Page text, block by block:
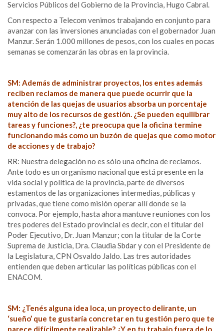
Servicios Públicos del Gobierno de la Provincia, Hugo Cabral.
Con respecto a Telecom venimos trabajando en conjunto para
avanzar con las inversiones anunciadas con el gobernador Juan
Manzur. Serán 1.000 millones de pesos, con los cuales en pocas
semanas se comenzarán las obras en la provincia.
SM: Además de administrar proyectos, los entes además
reciben reclamos de manera que puede ocurrir que la
atención de las quejas de usuarios absorba un porcentaje
muy alto de los recursos de gestión. ¿Se pueden equilibrar
tareas y funciones?, ¿te preocupa que la oficina termine
funcionando más como un buzón de quejas que como motor
de acciones y de trabajo?
RR: Nuestra delegación no es sólo una oficina de reclamos.
Ante todo es un organismo nacional que está presente en la
vida social y política de la provincia, parte de diversos
estamentos de las organizaciones intermedias, públicas y
privadas, que tiene como misión operar allí donde se la
convoca. Por ejemplo, hasta ahora mantuve reuniones con los
tres poderes del Estado provincial es decir, con el titular del
Poder Ejecutivo, Dr. Juan Manzur; con la titular de la Corte
Suprema de Justicia, Dra. Claudia Sbdar y con el Presidente de
la Legislatura, CPN Osvaldo Jaldo. Las tres autoridades
entienden que deben articular las políticas públicas con el
ENACOM.
SM: ¿Tenés alguna idea loca, un proyecto delirante, un
‘sueño’ que te gustaría concretar en tu gestión pero que te
parece difícilmente realizable? ¿Y en tu trabajo fuera de lo